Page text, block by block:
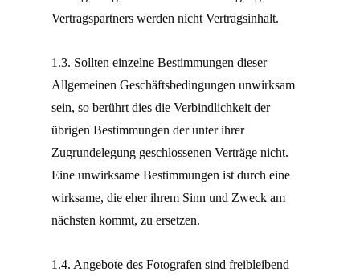
Vertragspartners werden nicht Vertragsinhalt.
1.3. Sollten einzelne Bestimmungen dieser
Allgemeinen Geschäftsbedingungen unwirksam
sein, so berührt dies die Verbindlichkeit der
übrigen Bestimmungen der unter ihrer
Zugrundelegung geschlossenen Verträge nicht.
Eine unwirksame Bestimmungen ist durch eine
wirksame, die eher ihrem Sinn und Zweck am
nächsten kommt, zu ersetzen.
1.4. Angebote des Fotografen sind freibleibend